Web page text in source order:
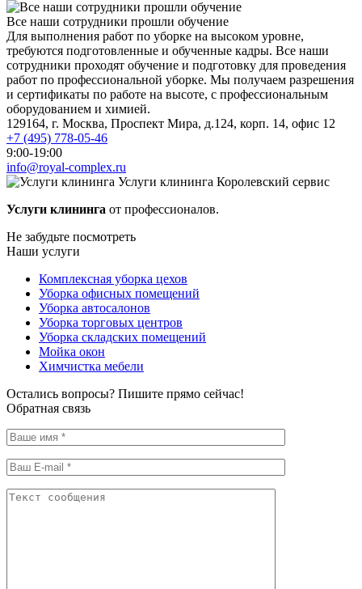
Все наши сотрудники прошли обучение
Для выполнения работ по уборке на высоком уровне,
требуются подготовленные и обученные кадры. Все наши
сотрудники проходят обучение и подготовку для проведения
работ по профессиональной уборке. Мы получаем разрешения
и сертификаты по работе на высоте, с профессиональным
оборудованием и химией.
129164, г. Москва, Проспект Мира, д.124, корп. 14, офис 12
+7 (495) 778-05-46
9:00-19:00
info@royal-complex.ru
Услуги клининга Королевский сервис
Услуги клининга от профессионалов.
Не забудьте посмотреть
Наши услуги
Комплексная уборка цехов
Уборка офисных помещений
Уборка автосалонов
Уборка торговых центров
Уборка складских помещений
Мойка окон
Химчистка мебели
Остались вопросы? Пишите прямо сейчас!
Обратная связь